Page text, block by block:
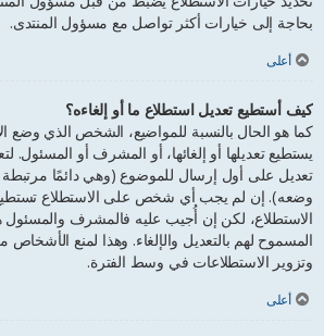
بحاجة إلى خيارات أكثر تواصل مع مسؤول المنتدى.
أعلى
كيف أستطيع تعديل استطلاع ما أو إلغاءه؟
كما هو الحال بالنسبة للمواضيع، الشخص الذي وضع
يستطيع تعديلها أو إلغائها، أو المشرف أو المسئول.
تعديل على أول إرسال للموضوع (وهي دائمًا مرتبطة
وضعه). إن لم يجب أي شخص على الاستطلاع تستطيع
الاستطلاع، لكن إن أُجيب عليه فالمشرف والمسئول
المسموح لهم بالتعديل والإلغاء. وهذا لمنع الأشخاص
وتزوير الاستطلاعات في وسط الفترة.
أعلى